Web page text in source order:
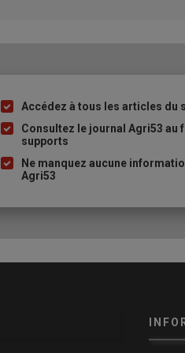
Liste
à
puce
Accédez à tous les articles du
Consultez le journal Agri53 au
supports
Ne manquez aucune
Agri53